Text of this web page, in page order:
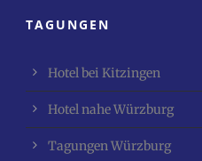
TAGUNGEN
Hotel bei Kitzingen
Hotel nahe Würzburg
Tagungen Würzburg